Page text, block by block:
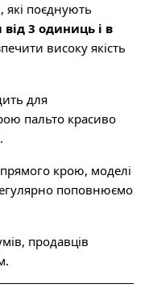
, які поєднують
3 одиниць і в
високу якість
для
пальто красиво
прямого крою, моделі
поповнюємо
продавців